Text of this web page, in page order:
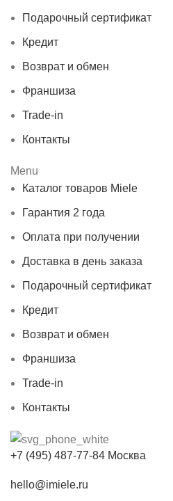
Подарочный сертификат
Кредит
Возврат и обмен
Франшиза
Trade-in
Контакты
Menu
Каталог товаров Miele
Гарантия 2 года
Оплата при получении
Доставка в день заказа
Подарочный сертификат
Кредит
Возврат и обмен
Франшиза
Trade-in
Контакты
+7 (495) 487-77-84 Москва
hello@imiele.ru